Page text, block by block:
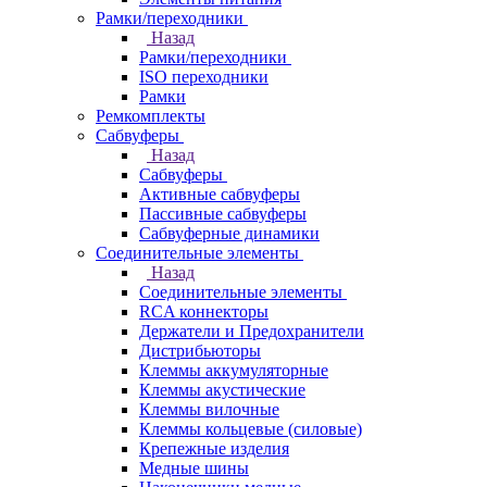
Рамки/переходники
Назад
Рамки/переходники
ISO переходники
Рамки
Ремкомплекты
Сабвуферы
Назад
Сабвуферы
Активные сабвуферы
Пассивные сабвуферы
Сабвуферные динамики
Соединительные элементы
Назад
Соединительные элементы
RCA коннекторы
Держатели и Предохранители
Дистрибьюторы
Клеммы аккумуляторные
Клеммы акустические
Клеммы вилочные
Клеммы кольцевые (силовые)
Крепежные изделия
Медные шины